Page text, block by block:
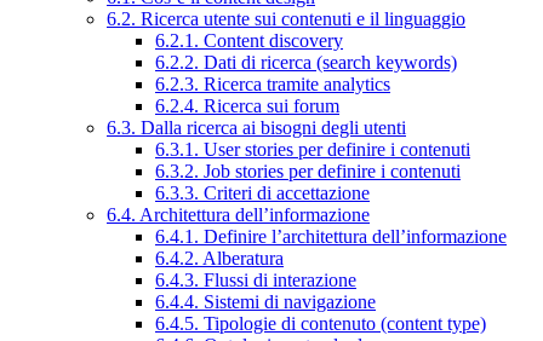
6.2. Ricerca utente sui contenuti e il linguaggio
6.2.1. Content discovery
6.2.2. Dati di ricerca (search keywords)
6.2.3. Ricerca tramite analytics
6.2.4. Ricerca sui forum
6.3. Dalla ricerca ai bisogni degli utenti
6.3.1. User stories per definire i contenuti
6.3.2. Job stories per definire i contenuti
6.3.3. Criteri di accettazione
6.4. Architettura dell’informazione
6.4.1. Definire l’architettura dell’informazione
6.4.2. Alberatura
6.4.3. Flussi di interazione
6.4.4. Sistemi di navigazione
6.4.5. Tipologie di contenuto (content type)